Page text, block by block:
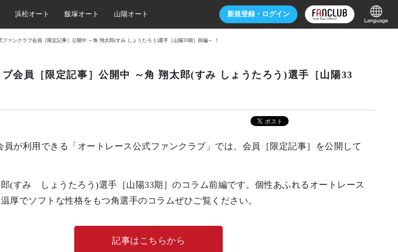
新規登録・ ログイン
浜松オート 飯塚オート 山陽オート
ファンクラブ会員［限定記事］公開中 ～角 翔太郎(すみ しょうたろう)選手［山陽33期］前編～ ！
会員［限定記事］公開中 ～角 翔太郎(すみ しょうたろう)選手［山陽33
員が利用できる「オートレース公式ファンクラブ」では、会員［限定記事］を公開して
(すみ しょうたろう)選手［山陽33期］のコラム前編です。個性あふれるオートレース
厚でソフトな性格をもつ角選手のコラムぜひご覧ください。
記事はこちらから